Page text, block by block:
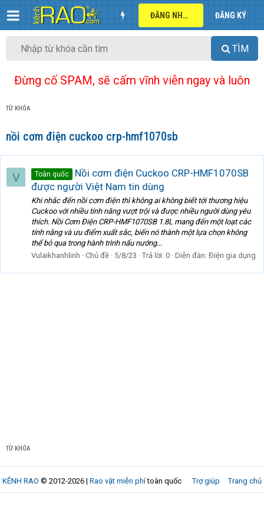
ĐĂNG NHẬP ĐĂNG KÝ
TÌM
Đừng cố SPAM, sẽ cấm vĩnh viễn ngay và luôn
TỪ KHÓA
nồi cơm điện cuckoo crp-hmf1070sb
V Toàn quốc
Nồi cơm điện Cuckoo CRP-HMF1070SB
được người Việt Nam tin dùng
Khi nhắc đến nồi cơm điện thì không ai không biết tới thương hiệu
Cuckoo với nhiều tính năng vượt trội và được nhiều người dùng yêu
thích. Nồi Cơm Điện CRP-HMF1070SB 1.8L mang đến một loạt các
tính năng và ưu điểm xuất sắc, biến nó thành một lựa chọn không
thể bỏ qua trong hành trình nấu nướng...
Vulaikhanhlinh
Chủ đề 5/8/23 Trả lời: 0 Diễn đàn: Điện gia dụng
TỪ KHÓA
Trợ giúp Trang chủ
KÊNH RAO © 2012-2026 | Rao vặt miễn phítoàn quốc